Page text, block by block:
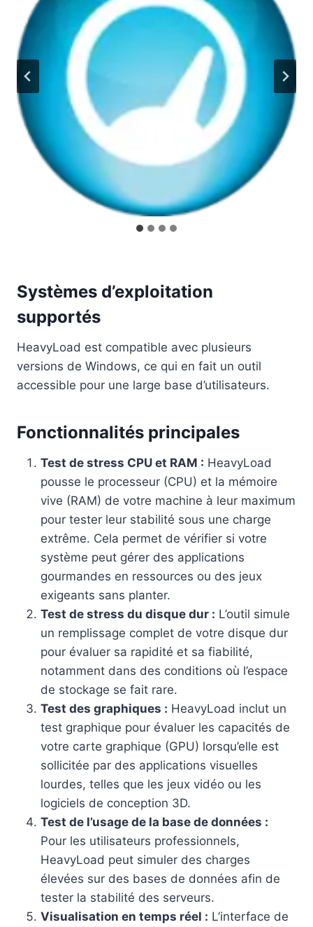
Systèmes d’exploitation
supportés
HeavyLoad est compatible avec plusieurs
versions de Windows, ce qui en fait un outil
accessible pour une large base d’utilisateurs.
Fonctionnalités principales
Test de stress CPU et RAM : HeavyLoad
pousse le processeur (CPU) et la mémoire
vive (RAM) de votre machine à leur maximum
pour tester leur stabilité sous une charge
extrême. Cela permet de vérifier si votre
système peut gérer des applications
gourmandes en ressources ou des jeux
exigeants sans planter.
Test de stress du disque dur : L’outil simule
un remplissage complet de votre disque dur
pour évaluer sa rapidité et sa fiabilité,
notamment dans des conditions où l’espace
de stockage se fait rare.
Test des graphiques : HeavyLoad inclut un
test graphique pour évaluer les capacités de
votre carte graphique (GPU) lorsqu’elle est
sollicitée par des applications visuelles
lourdes, telles que les jeux vidéo ou les
logiciels de conception 3D.
Test de l’usage de la base de données :
Pour les utilisateurs professionnels,
HeavyLoad peut simuler des charges
élevées sur des bases de données afin de
tester la stabilité des serveurs.
Visualisation en temps réel : L’interface de